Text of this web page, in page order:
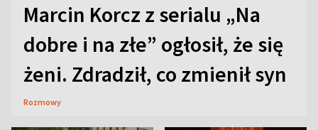
Marcin Korcz z serialu „Na
dobre i na złe” ogłosił, że się
żeni. Zdradził, co zmienił syn
Rozmowy